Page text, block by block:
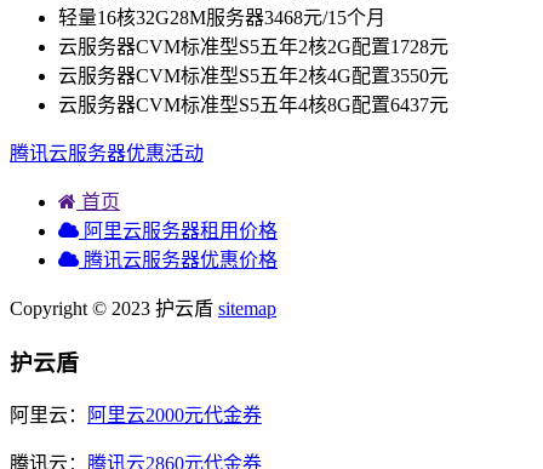
轻量16核32G28M服务器3468元/15个月
云服务器CVM标准型S5五年2核2G配置1728元
云服务器CVM标准型S5五年2核4G配置3550元
云服务器CVM标准型S5五年4核8G配置6437元
腾讯云服务器优惠活动
首页
阿里云服务器租用价格
腾讯云服务器优惠价格
Copyright © 2023 护云盾 sitemap
护云盾
阿里云： 阿里云2000元代金券
腾讯云： 腾讯云2860元代金券